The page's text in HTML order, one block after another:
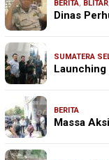
BERITA, BLITAR
Dinas
SUMATERA
Launching
BERITA
Massa